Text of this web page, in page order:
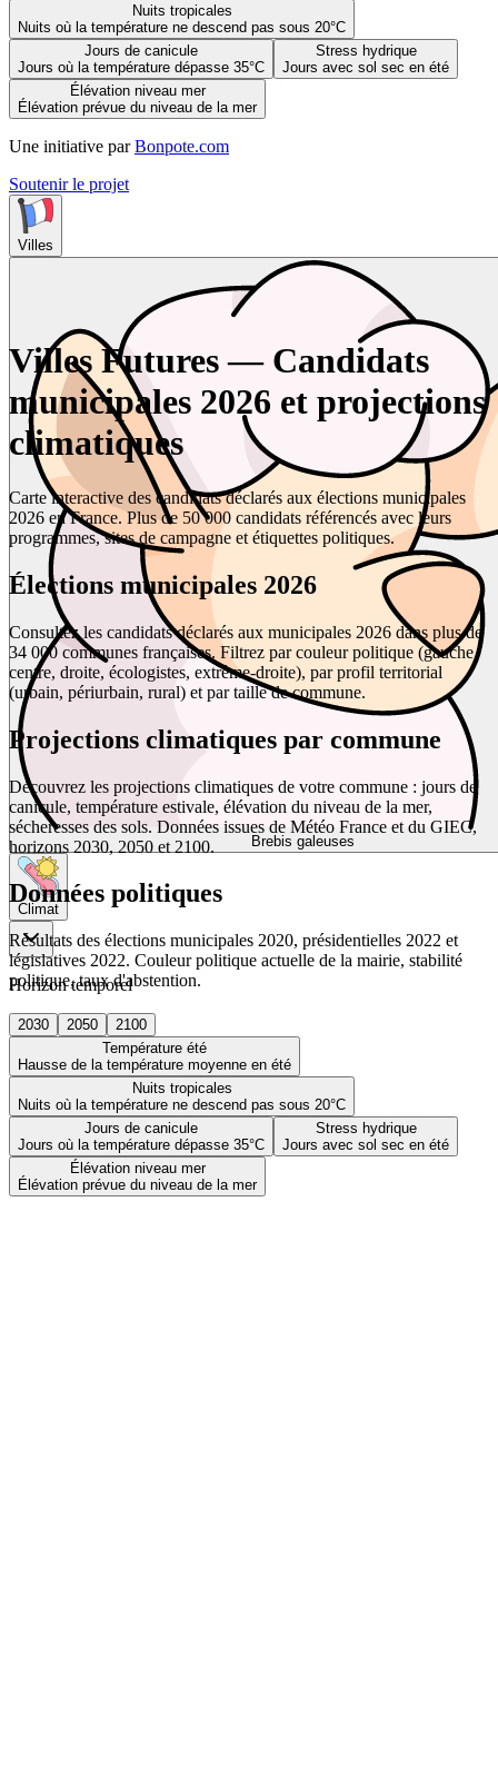
Nuits tropicales
Nuits où la température ne descend pas sous 20°C
Jours de canicule
Jours où la température dépasse 35°C
Stress hydrique
Jours avec sol sec en été
Élévation niveau mer
Élévation prévue du niveau de la mer
Une initiative par Bonpote.com
Soutenir le projet
Villes
Brebis galeuses
Climat
Horizon temporel
2030 2050
2100
Température été
Hausse de la température moyenne en été
Nuits tropicales
Nuits où la température ne descend pas sous 20°C
Jours de canicule
Jours où la température dépasse 35°C
Stress hydrique
Jours avec sol sec en été
Élévation niveau mer
Élévation prévue du niveau de la mer
Villes Futures — Candidats
municipales 2026 et projections
climatiques
Carte interactive des candidats déclarés aux élections municipales
2026 en France. Plus de 50 000 candidats référencés avec leurs
programmes, sites de campagne et étiquettes politiques.
Élections municipales 2026
Consultez les candidats déclarés aux municipales 2026 dans plus de
34 000 communes françaises. Filtrez par couleur politique (gauche,
centre, droite, écologistes, extrême-droite), par profil territorial
(urbain, périurbain, rural) et par taille de commune.
Projections climatiques par commune
Découvrez les projections climatiques de votre commune : jours de
canicule, température estivale, élévation du niveau de la mer,
sécheresses des sols. Données issues de Météo France et du GIEC,
horizons 2030, 2050 et 2100.
Données politiques
Résultats des élections municipales 2020, présidentielles 2022 et
législatives 2022. Couleur politique actuelle de la mairie, stabilité
politique, taux d'abstention.